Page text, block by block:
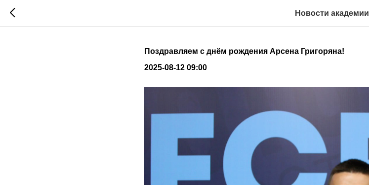
Новости академии
Поздравляем с днём рождения Арсена Григоряна!
2025-08-12 09:00